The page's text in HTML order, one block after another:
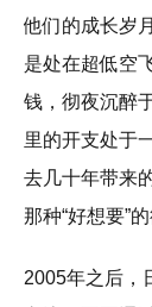
他们的成长岁
是处在超低空
钱，彻夜沉醉
里的开支处于
去几十年带来
那种“好想要”
2005年之后，